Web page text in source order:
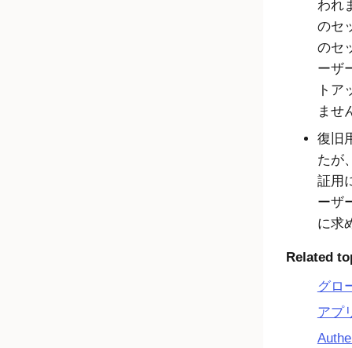
われ
のセ
のセ
ーザ
トア
ませ
復旧
たが
証用
ーザ
に求
Related
グロ
アプ